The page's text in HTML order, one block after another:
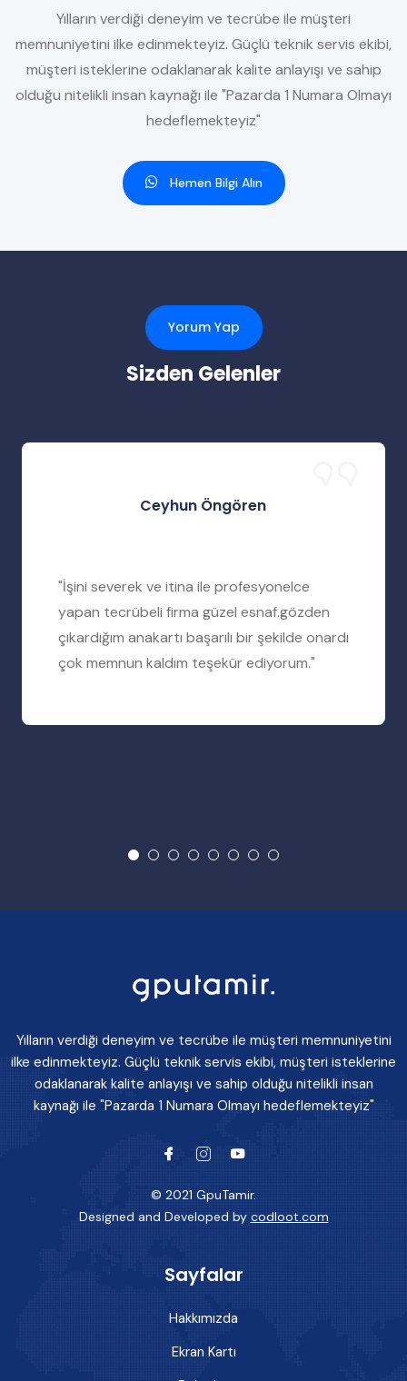
Yılların verdiği deneyim ve tecrübe ile müşteri
memnuniyetini ilke edinmekteyiz. Güçlü teknik servis ekibi,
müşteri isteklerine odaklanarak kalite anlayışı ve sahip
olduğu nitelikli insan kaynağı ile "Pazarda 1 Numara Olmayı
hedeflemekteyiz"
Hemen Bilgi Alın
Yorum Yap
Sizden Gelenler
Ceyhun Öngören
"İşini severek ve itina ile profesyonelce
yapan tecrübeli firma güzel esnaf.gözden
çıkardığım anakartı başarılı bir şekilde onardı
çok memnun kaldım teşekür ediyorum."
Yılların verdiği deneyim ve tecrübe ile müşteri memnuniyetini
ilke edinmekteyiz. Güçlü teknik servis ekibi, müşteri isteklerine
odaklanarak kalite anlayışı ve sahip olduğu nitelikli insan
kaynağı ile "Pazarda 1 Numara Olmayı hedeflemekteyiz"
© 2021 GpuTamir.
Designed and Developed by codloot.com
Sayfalar
Hakkımızda
Ekran Kartı